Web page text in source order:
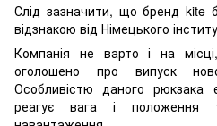
Слід зазначити, що бренд kite
відзнакою від Німецького
Компанія не варто і на
оголошено про випуск
Особливістю даного
реагує вага і положення